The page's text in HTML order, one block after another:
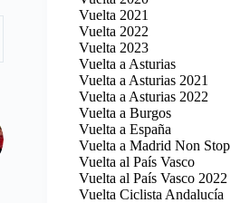
Vuelta 2021
Vuelta 2022
Vuelta 2023
Vuelta a Asturias
Vuelta a Asturias 2021
Vuelta a Asturias 2022
Vuelta a Burgos
Vuelta a España
Vuelta a Madrid Non Stop
Vuelta al País Vasco
Vuelta al País Vasco 2022
Vuelta Ciclista Andalucía